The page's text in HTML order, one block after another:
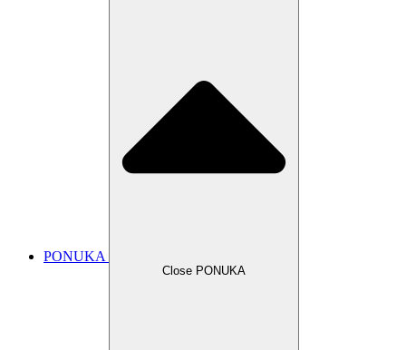
PONUKA
Close PONUKA